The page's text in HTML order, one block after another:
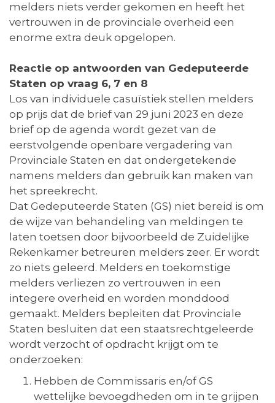
melders niets verder gekomen en heeft het
vertrouwen in de provinciale overheid een
enorme extra deuk opgelopen.
Reactie op antwoorden van Gedeputeerde
Staten op vraag 6, 7 en 8
Los van individuele casuïstiek stellen melders
op prijs dat de brief van 29 juni 2023 en deze
brief op de agenda wordt gezet van de
eerstvolgende openbare vergadering van
Provinciale Staten en dat ondergetekende
namens melders dan gebruik kan maken van
het spreekrecht.
Dat Gedeputeerde Staten (GS) niet bereid is om
de wijze van behandeling van meldingen te
laten toetsen door bijvoorbeeld de Zuidelijke
Rekenkamer betreuren melders zeer. Er wordt
zo niets geleerd. Melders en toekomstige
melders verliezen zo vertrouwen in een
integere overheid en worden monddood
gemaakt. Melders bepleiten dat Provinciale
Staten besluiten dat een staatsrechtgeleerde
wordt verzocht of opdracht krijgt om te
onderzoeken:
Hebben de Commissaris en/of GS
wettelijke bevoegdheden om in te grijpen